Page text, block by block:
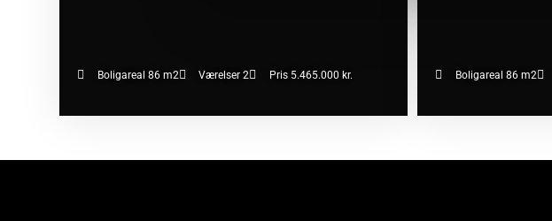
Boligareal 86 m2 Værelser 2 Pris 5.465.000 kr. Boligareal 86 m2